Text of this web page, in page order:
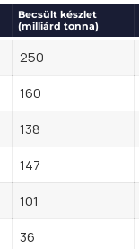
Becsült készlet
(milliárd tonna)
250
160
138
147
101
36